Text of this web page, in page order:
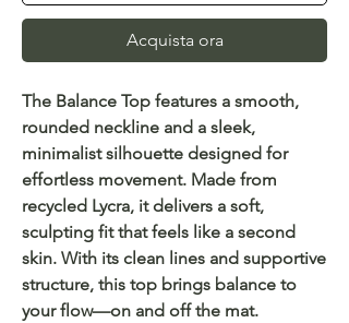
Acquista ora
The Balance Top features a smooth,
rounded neckline and a sleek,
minimalist silhouette designed for
effortless movement. Made from
recycled Lycra, it delivers a soft,
sculpting fit that feels like a second
skin. With its clean lines and supportive
structure, this top brings balance to
your flow—on and off the mat.